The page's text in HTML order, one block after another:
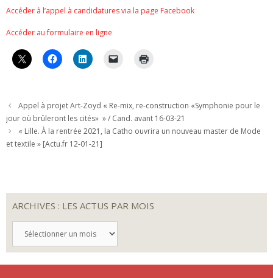
Accéder à l’appel à candidatures via la page Facebook
Accéder au formulaire en ligne
Appel à projet Art-Zoyd « Re-mix, re-construction «Symphonie pour le
jour où brûleront les cités» » / Cand. avant 16-03-21
« Lille. À la rentrée 2021, la Catho ouvrira un nouveau master de Mode
et textile » [Actu.fr 12-01-21]
ARCHIVES : LES ACTUS PAR MOIS
LES